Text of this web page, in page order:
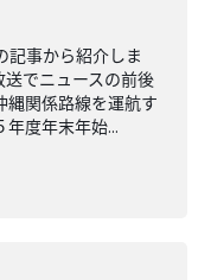
記事から紹介しま
でニュースの前後
縄関係路線を運航す
度年末年始...